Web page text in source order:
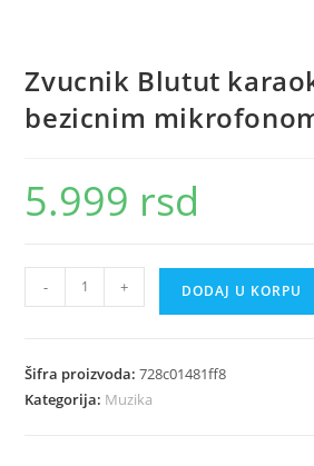
Zvucnik Blutut
bezicnim
5.999 rsd
Blutut
sa
bezicnim
- + DODAJ U KORPU
Šifra proizvoda:728c01481ff8
Kategorija: Muzika